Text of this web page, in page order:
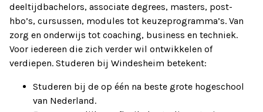
deeltijdbachelors, associate degrees, masters, post-
hbo’s, cursussen, modules tot keuzeprogramma’s. Van
zorg en onderwijs tot coaching, business en techniek.
Voor iedereen die zich verder wil ontwikkelen of
verdiepen. Studeren bij Windesheim betekent:
Studeren bij de op één na beste grote hogeschool
van Nederland.